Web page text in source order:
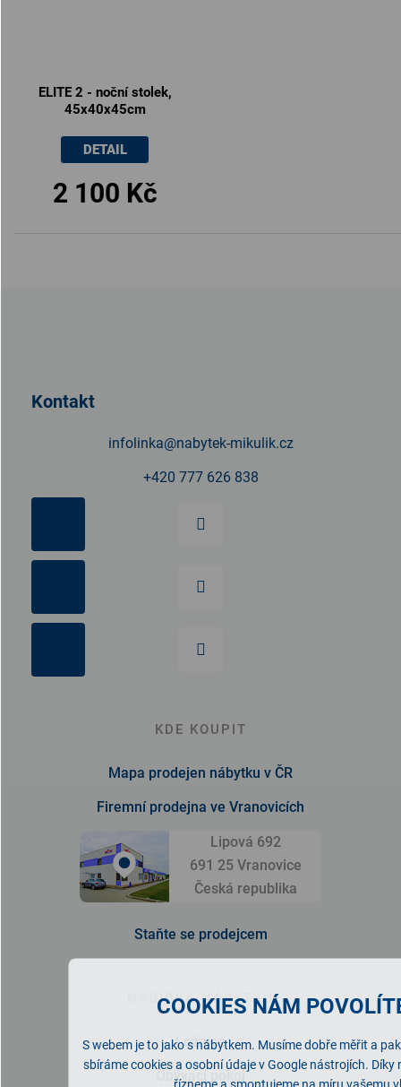
COOKIES NÁM
S webem je to jako s nábytkem. Musíme dobře měřit a
sbíráme cookies a osobní údaje v Google nástrojích. Díky
ELITE 2 - noční stolek,
45x40x45cm
2 100 Kč
DETAIL
Kontakt
infolinka@nabytek-mikulik.cz
+420 777 626 838
KDE KOUPIT
Mapa prodejen nábytku v ČR
Firemní prodejna ve Vranovicích
Lipová 692
691 25 Vranovice
Česká republika
Staňte se prodejcem
NABÍDKA NÁBYTKU
Ložnice
Obývací pokoj